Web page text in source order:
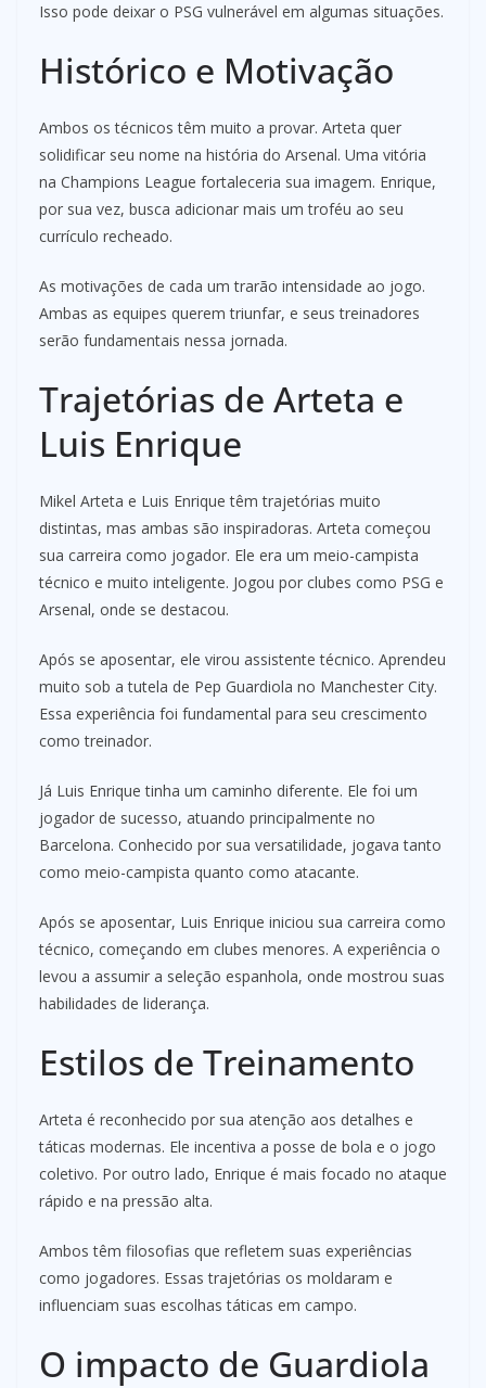
Isso pode deixar o PSG vulnerável em algumas situações.
Histórico e Motivação
Ambos os técnicos têm muito a provar. Arteta quer
solidificar seu nome na história do Arsenal. Uma vitória
na Champions League fortaleceria sua imagem. Enrique,
por sua vez, busca adicionar mais um troféu ao seu
currículo recheado.
As motivações de cada um trarão intensidade ao jogo.
Ambas as equipes querem triunfar, e seus treinadores
serão fundamentais nessa jornada.
Trajetórias de Arteta e
Luis Enrique
Mikel Arteta e Luis Enrique têm trajetórias muito
distintas, mas ambas são inspiradoras. Arteta começou
sua carreira como jogador. Ele era um meio-campista
técnico e muito inteligente. Jogou por clubes como PSG e
Arsenal, onde se destacou.
Após se aposentar, ele virou assistente técnico. Aprendeu
muito sob a tutela de Pep Guardiola no Manchester City.
Essa experiência foi fundamental para seu crescimento
como treinador.
Já Luis Enrique tinha um caminho diferente. Ele foi um
jogador de sucesso, atuando principalmente no
Barcelona. Conhecido por sua versatilidade, jogava tanto
como meio-campista quanto como atacante.
Após se aposentar, Luis Enrique iniciou sua carreira como
técnico, começando em clubes menores. A experiência o
levou a assumir a seleção espanhola, onde mostrou suas
habilidades de liderança.
Estilos de Treinamento
Arteta é reconhecido por sua atenção aos detalhes e
táticas modernas. Ele incentiva a posse de bola e o jogo
coletivo. Por outro lado, Enrique é mais focado no ataque
rápido e na pressão alta.
Ambos têm filosofias que refletem suas experiências
como jogadores. Essas trajetórias os moldaram e
influenciam suas escolhas táticas em campo.
O impacto de Guardiola